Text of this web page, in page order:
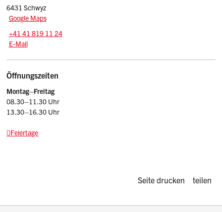
6431 Schwyz
Google Maps
Tel.:
+41 41 819 11 24
E-Mail: srsz
E-Mail
Öffnungszeiten
Montag–Freitag
08.30–11.30 Uhr
13.30–16.30 Uhr
Feiertage
Diese Seite
Seite drucken teilen